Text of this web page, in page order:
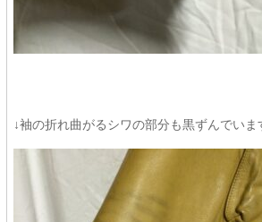
↓袖の折れ曲がるシワの部分も黒ずんでいま